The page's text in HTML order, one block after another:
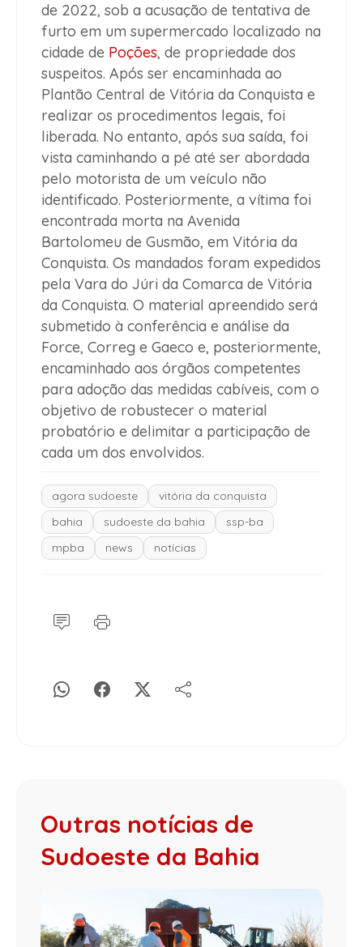
de 2022, sob a acusação de tentativa de
furto em um supermercado localizado na
cidade de Poções, de propriedade dos
suspeitos. Após ser encaminhada ao
Plantão Central de Vitória da Conquista e
realizar os procedimentos legais, foi
liberada. No entanto, após sua saída, foi
vista caminhando a pé até ser abordada
pelo motorista de um veículo não
identificado. Posteriormente, a vítima foi
encontrada morta na Avenida
Bartolomeu de Gusmão, em Vitória da
Conquista. Os mandados foram expedidos
pela Vara do Júri da Comarca de Vitória
da Conquista. O material apreendido será
submetido à conferência e análise da
Force, Correg e Gaeco e, posteriormente,
encaminhado aos órgãos competentes
para adoção das medidas cabíveis, com o
objetivo de robustecer o material
probatório e delimitar a participação de
cada um dos envolvidos.
agora sudoeste
vitória da conquista
bahia
sudoeste da bahia
ssp-ba
mpba
news notícias
Outras notícias de
Sudoeste da Bahia